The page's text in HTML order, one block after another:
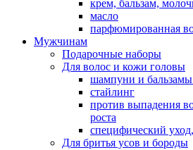
крем, бальзам,
масло
парфюмированная
Мужчинам
Подарочные наборы
Для волос и кожи головы
шампуни и бальзамы
стайлинг
против выпадения
роста
специфический
Для бритья усов и бороды